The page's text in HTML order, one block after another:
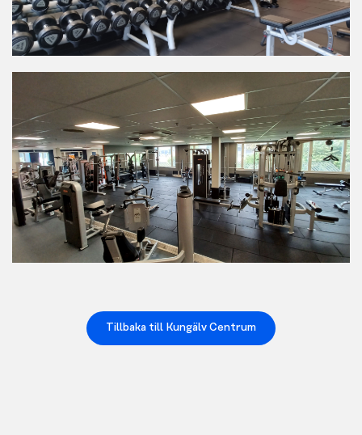
Tillbaka till Kungälv Centrum